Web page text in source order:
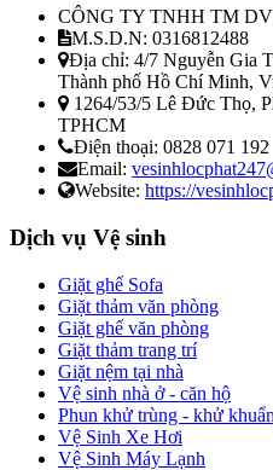
CÔNG TY TNHH TM
M.S.D.N: 0316812488
Địa chỉ: 4/7 Nguyễn Gia
Thành phố Hồ Chí Minh,
1264/53/5 Lê Đức Thọ,
TPHCM
Điện thoại: 0828 071 192
Email:
Website: https://
Dịch vụ Vệ sinh
Giặt ghế Sofa
Giặt thảm văn phòng
Giặt ghế văn phòng
Giặt thảm trang trí
Giặt nệm tại nhà
Vệ sinh nhà ở - căn hộ
Phun khử trùng - khử khuẩn
Vệ Sinh Xe Hơi
Vệ Sinh Máy Lạnh